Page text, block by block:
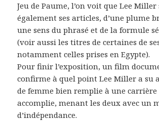
Jeu de Paume, l’on voit que Lee
également ses articles, d’une plume
une sens du phrasé et de la formule
(voir aussi les titres de certaines de
notamment celles prises en Egypte).
Pour finir l’exposition, un film
confirme à quel point Lee Miller a su
de femme bien remplie à une carrière
accomplie, menant les deux avec un
d’indépendance.